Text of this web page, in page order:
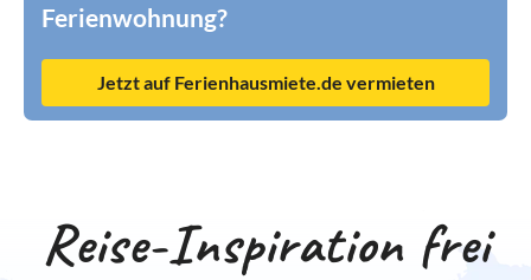
Ferienwohnung?
Jetzt auf Ferienhausmiete.de vermieten
Reise-Inspiration frei